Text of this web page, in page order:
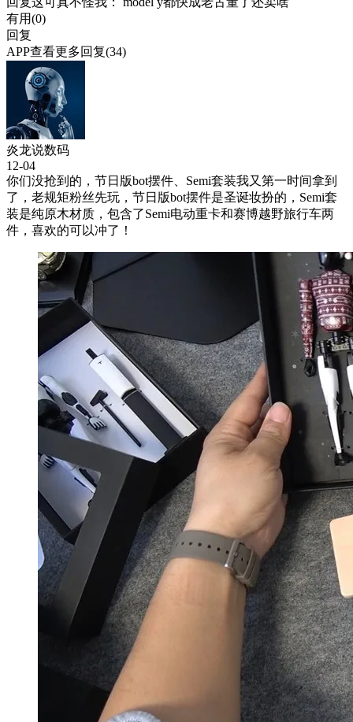
有用(0)
回复
APP查看更多回复(34)
炎龙说数码
12-04
你们没抢到的，节日版bot摆件、Semi套装我又第一时间拿到
了，老规矩粉丝先玩，节日版bot摆件是圣诞妆扮的，Semi套
装是纯原木材质，包含了Semi电动重卡和赛博越野旅行车两
件，喜欢的可以冲了！